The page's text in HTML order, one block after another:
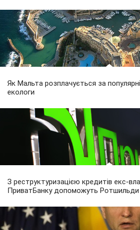
Як Мальта розплачується за
екологи
З реструктуризацією кредитів екс-
ПриватБанку допоможуть Ротшильди